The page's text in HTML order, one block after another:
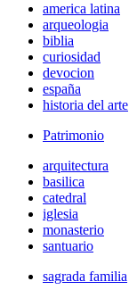
america latina
arqueologia
biblia
curiosidad
devocion
españa
historia del arte
Patrimonio
arquitectura
basilica
catedral
iglesia
monasterio
santuario
sagrada familia